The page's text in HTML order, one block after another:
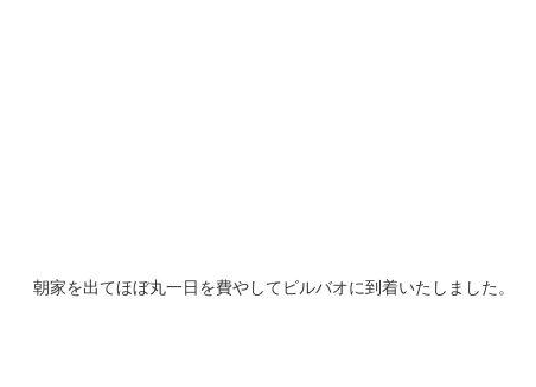
朝家を出てほぼ丸一日を費やしてビルバオに到着いたしました。